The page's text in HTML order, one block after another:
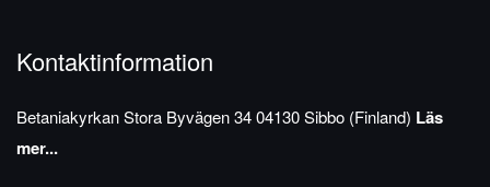
Kontaktinformation
BetaniakyrkanStora Byvägen 3404130 Sibbo (Finland) Läs
mer...